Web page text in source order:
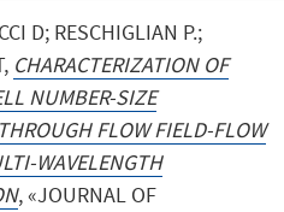
D; RESCHIGLIAN P.;
CHARACTERIZATION OF
NUMBER-SIZE
FLOW FIELD-FLOW
WAVELENGTH
, «JOURNAL OF